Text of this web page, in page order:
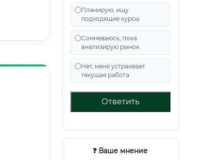
Планирую, ищу
подходящие курсы
Сомневаюсь, пока
анализирую рынок
Нет, меня устраивает
текущая работа
Ответить
❓ Ваше мнение